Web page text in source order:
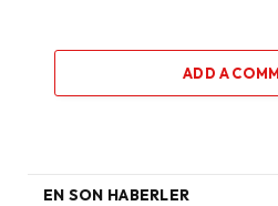
ADD A
EN SON HABERLER